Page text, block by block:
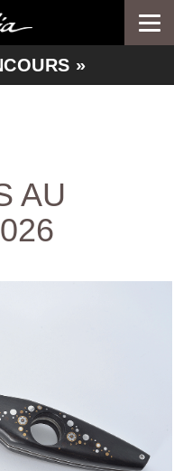
»
AU